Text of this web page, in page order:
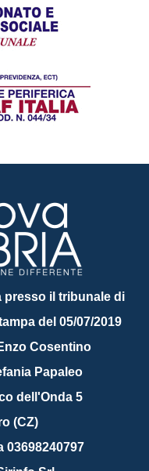
presso il tribunale di
del 05/07/2019
Cosentino
Papaleo
dell'Onda 5
(CZ)
03698240797